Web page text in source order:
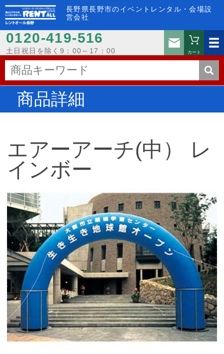
長野県長野市のイベントレンタル・会場設
営会社
0120-419-516
土日祝日を除く9：00～17：00
お問い
カート
商品詳細
エアーアーチ(中） レ
インボー